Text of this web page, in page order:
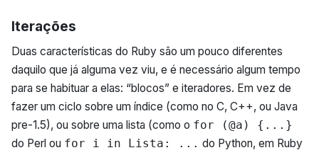
Iterações
Duas características do Ruby são um pouco diferentes
daquilo que já alguma vez viu, e é necessário algum tempo
para se habituar a elas: “blocos” e iteradores. Em vez de
fazer um ciclo sobre um índice (como no C, C++, ou Java
pre-1.5), ou sobre uma lista (como o for (@a) {...}
do Perl ou for i in Lista: ... do Python, em Ruby